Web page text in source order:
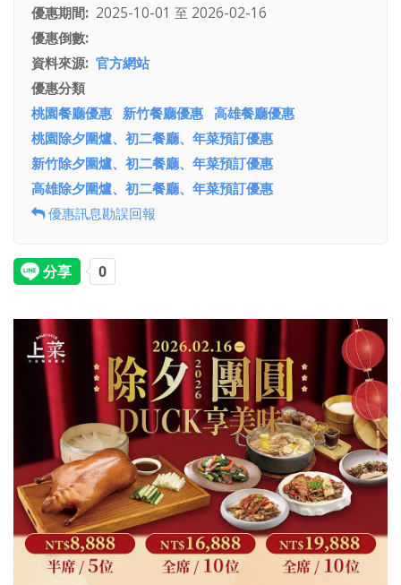
優惠期間
2025-10-01 至 2026-02-16
優惠倒數
資料來源 官方網站
優惠分類
桃園餐廳優惠 新竹餐廳優惠 高雄餐廳優惠
桃園除夕圍爐、初二餐廳、年菜預訂優惠
新竹除夕圍爐、初二餐廳、年菜預訂優惠
高雄除夕圍爐、初二餐廳、年菜預訂優惠
優惠訊息勘誤回報